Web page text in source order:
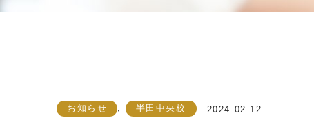
お知らせ , 半田中央校 2024.02.12